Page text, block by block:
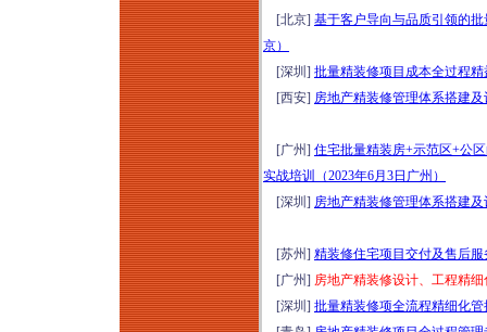
培训（2026年8月7-8
日北京）
嵌入式社区+居家养
老落地实操研学
（2026年8月7日-9日
济南）
新版清单计价标准落
地实操、造价争议化
解与全过程造价合规
管理专题培训（2026
年8月7日西安）
存量时代地产新媒体
全域营销体系（短视
[北京] 基于客户导向与品质引领的
京）
[深圳] 批量精装修项目成本全过程
[西安] 房地产精装修管理体系搭建
[广州] 住宅批量精装房+示范区+公
实战培训（2023年6月3日广州）
[深圳] 房地产精装修管理体系搭建
[苏州] 精装修住宅项目交付及售后
[广州] 房地产精装修设计、工程精
[深圳] 批量精装修项全流程精细化